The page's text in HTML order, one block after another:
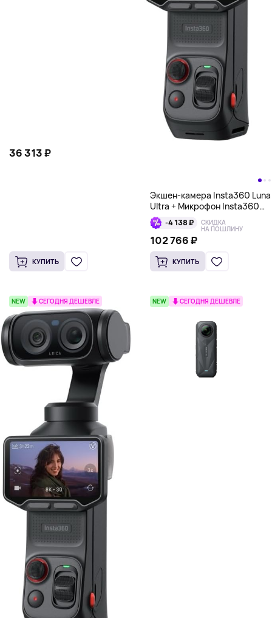
36 313 ₽
КУПИТЬ
Экшен-камера Insta360 Luna
Ultra + Микрофон Insta360
Mic Pro (TX) + Батарейная
рукоятка + Широкоугольный
объектив + Сумка для
переноски
-4 138 ₽ СКИДКА
НА ПОШЛИНУ
102 766 ₽
КУПИТЬ
NEW СЕГОДНЯ ДЕШЕВЛЕ NEW СЕГОДНЯ ДЕШЕВЛЕ